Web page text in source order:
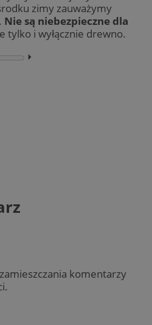
zimy zauważymy
Nie są niebezpieczne dla
tylko i wyłącznie drewno.
⏵︎
komentarzy